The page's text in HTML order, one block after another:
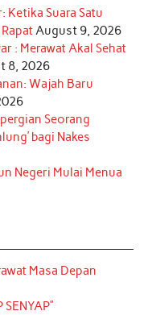
Ketika Suara Satu
August 9, 2026
: Merawat Akal Sehat
8, 2026
Wajah Baru
Seorang
bagi Nakes
Negeri Mulai Menua
Masa Depan